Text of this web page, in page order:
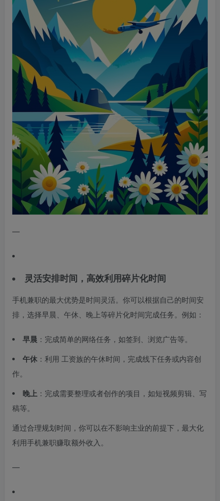
—
灵活安排时间，高效利用碎片化时间
手机兼职的最大优势是时间灵活。你可以根据自己的时间安
排，选择早晨、午休、晚上等碎片化时间完成任务。例如：
早晨 ：完成简单的网络任务，如签到、浏览广告等。
午休 ：利用 工资族的午休时间，完成线下任务或内容创
作。
晚上 ：完成需要整理或者创作的项目，如短视频剪辑、写
稿等。
通过合理规划时间，你可以在不影响主业的前提下，最大化
利用手机兼职赚取额外收入。
—